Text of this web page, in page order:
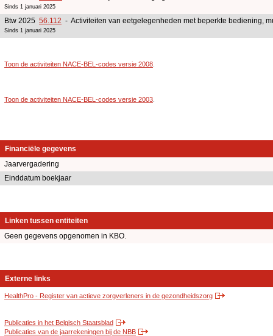
Sinds 1 januari 2025
Btw 2025 56.112 - Activiteiten van eetgelegenheden met beperkte bediening,
Sinds 1 januari 2025
Toon de activiteiten NACE-BEL-codes versie 2008
Toon de activiteiten NACE-BEL-codes versie 2003
Financiële gegevens
Jaarvergadering
Einddatum boekjaar
Linken tussen entiteiten
Geen gegevens opgenomen in KBO.
Externe links
HealthPro - Register van actieve zorgverleners in de gezondheidszorg
Publicaties in het Belgisch Staatsblad
Publicaties van de jaarrekeningen bij de NBB